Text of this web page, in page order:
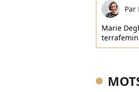
Par
Marie